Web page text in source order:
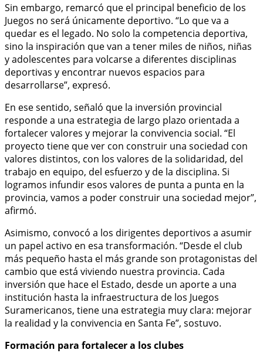
Sin embargo, remarcó que el principal beneficio de los
Juegos no será únicamente deportivo. “Lo que va a
quedar es el legado. No solo la competencia deportiva,
sino la inspiración que van a tener miles de niños, niñas
y adolescentes para volcarse a diferentes disciplinas
deportivas y encontrar nuevos espacios para
desarrollarse”, expresó.
En ese sentido, señaló que la inversión provincial
responde a una estrategia de largo plazo orientada a
fortalecer valores y mejorar la convivencia social. “El
proyecto tiene que ver con construir una sociedad con
valores distintos, con los valores de la solidaridad, del
trabajo en equipo, del esfuerzo y de la disciplina. Si
logramos infundir esos valores de punta a punta en la
provincia, vamos a poder construir una sociedad mejor”,
afirmó.
Asimismo, convocó a los dirigentes deportivos a asumir
un papel activo en esa transformación. “Desde el club
más pequeño hasta el más grande son protagonistas del
cambio que está viviendo nuestra provincia. Cada
inversión que hace el Estado, desde un aporte a una
institución hasta la infraestructura de los Juegos
Suramericanos, tiene una estrategia muy clara: mejorar
la realidad y la convivencia en Santa Fe”, sostuvo.
Formación para fortalecer a los clubes